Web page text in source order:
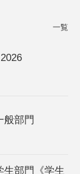
一覧
般部門
生部門《学生